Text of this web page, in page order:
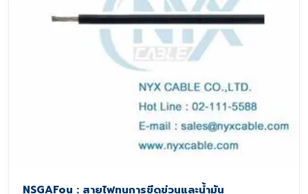
NSGAFou : สายไฟทนการขีดข่วนและน้ำมัน